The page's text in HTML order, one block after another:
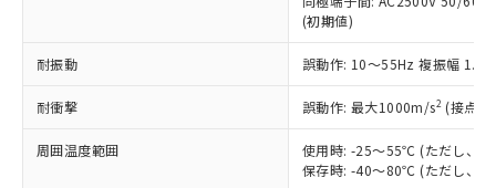
(初期値)
耐振動 誤動作: 10～55Hz 複振幅
耐衝撃 誤動作: 最大1000m/s2 (接点
周囲温度範囲
使用時: -25～55℃ (ただし、氷
保存時: -40～80℃ (ただし、氷
正式な納期状況および標準価格はお客
様のお取引先、またはお客様担当のオ
ムロン制御機器販売店・当社販売員に
オムロン制御機器販売店や当社販売拠
販売ネットワーク
」をご確認
(PBDE) 1000ppm以下、フタル酸ビス(2-エチルヘキシ
ル) (DEHP)(別名：DOP) 1000ppm以下、フタル酸ブチ
（DBP） 1000ppm以下、フタル酸ジイソブチル
但し、RoHS指令で産業用監視および制御機器に対する
フタル酸エステル類の４物質については閾値を超える意
図的な使用がないことを確認しています。
ニル類) : 1000ppm、 PBDEs(ポリ臭化ジフェニルエーテ
イソブチル) : 1000ppm、 BBP(フタル酸ブチルベンジ
DEHP(フタル酸ビス(2-エチルヘキシル)) : 1000ppm
当社は規制貨物を破棄する場合は、完
全に破砕するなど、違法に輸出されな
いよう必要な手段を講じます。
当社は貴社製品を、核兵器、ミサイ
ル、化学兵器、生物兵器またはその他
武器並びにこれらの製造装置等に一切
一定数以上の在庫あり
一定数には満たないが在庫あり
在庫なし(最新の在庫状況につ
いては、お客様のお取引先、ま
たはお客様担当のオムロン制御